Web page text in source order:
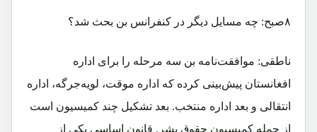
۸صبح: چه مسایل دیگر در کنفرانس بن بحث شد؟
ناطقی: موافقت‌نامه بن سه مرحله را برای اداره
افغانستان پیش‌بینی کرده که اداره موقت، لویه‌جرگه، اداره
انتقالی و بعد اداره منتخب. بعد تشکیل چند کمیسیون است
از جمله کمیسیون حقوق بشر. قانون اساسی یکی از